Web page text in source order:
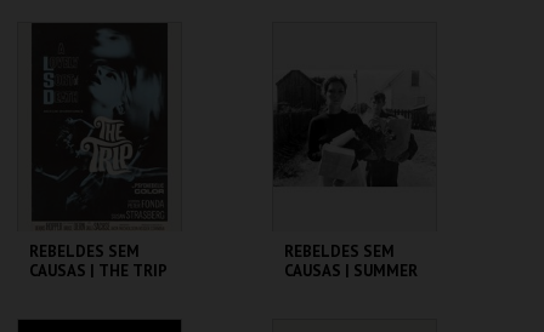
CINEMATECA
MAIS INFO
COMPRAR
MAIS INFO
COMPRAR
REBELDES SEM
CAUSAS | THE TRIP
REBELDES SEM
CAUSAS | SUMMER